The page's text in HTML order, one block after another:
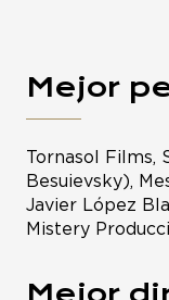
Mejor
Tornasol Films,
Besuievsky),
Javier López
Mistery